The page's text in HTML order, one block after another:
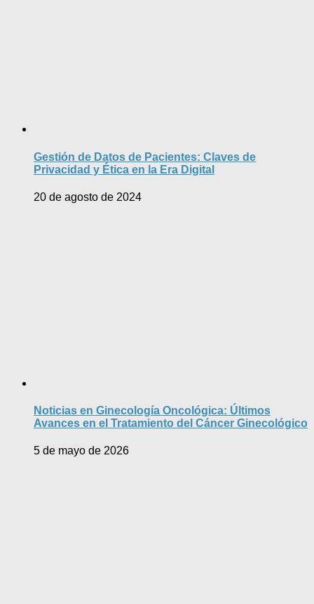
Gestión de Datos de Pacientes: Claves de
Privacidad y Ética en la Era Digital
20 de agosto de 2024
Noticias en Ginecología Oncológica: Últimos
Avances en el Tratamiento del Cáncer Ginecológico
5 de mayo de 2026